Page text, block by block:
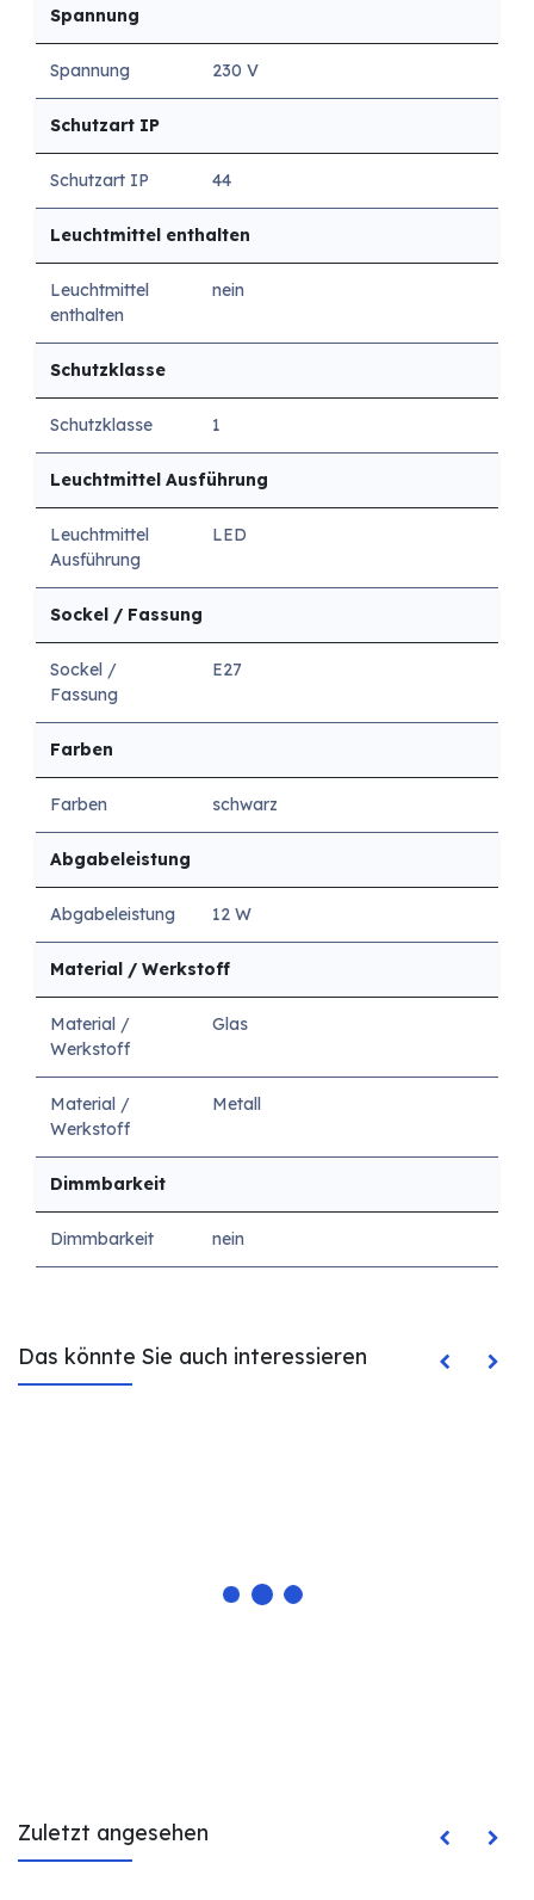
Spannung
Spannung 230 V
Schutzart IP
Schutzart IP 44
Leuchtmittel enthalten
Leuchtmittel
enthalten
nein
Schutzklasse
Schutzklasse 1
Leuchtmittel Ausführung
Leuchtmittel
Ausführung
LED
Sockel / Fassung
Sockel /
Fassung
E27
Farben
Farben schwarz
Abgabeleistung
Abgabeleistung 12 W
Material / Werkstoff
Material /
Werkstoff
Glas
Material /
Werkstoff
Metall
Dimmbarkeit
Dimmbarkeit nein
Das könnte Sie auch interessieren
Zuletzt angesehen